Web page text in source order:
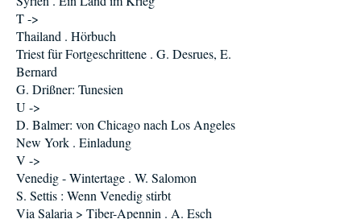
T ->
Thailand . Hörbuch
Triest für Fortgeschrittene . G. Desrues, E.
Bernard
G. Drißner: Tunesien
U ->
D. Balmer: von Chicago nach Los Angeles
New York . Einladung
V ->
Venedig - Wintertage . W. Salomon
S. Settis : Wenn Venedig stirbt
Via Salaria > Tiber-Apennin . A. Esch